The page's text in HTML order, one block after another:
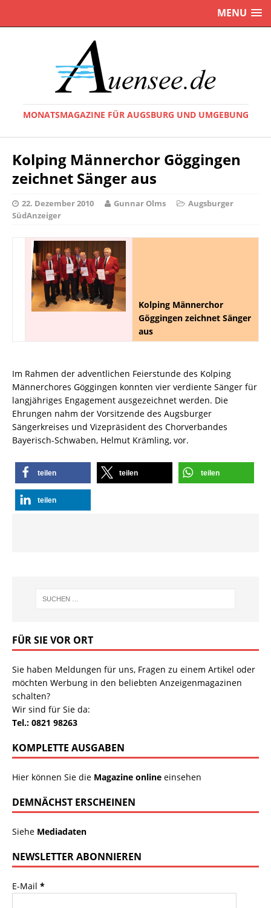
MENU
MONATSMAGAZINE FÜR AUGSBURG UND UMGEBUNG
Kolping Männerchor Göggingen
zeichnet Sänger aus
22. Dezember 2010 Gunnar Olms
Augsburger
SüdAnzeiger
Kolping Männerchor
Göggingen zeichnet Sänger
aus
Im Rahmen der adventlichen Feierstunde des Kolping
Männerchores Göggingen konnten vier verdiente Sänger für
langjähriges Engagement ausgezeichnet werden. Die
Ehrungen nahm der Vorsitzende des Augsburger
Sängerkreises und Vizepräsident des Chorverbandes
Bayerisch-Schwaben, Helmut Krämling, vor.
teilen teilen teilen
teilen
FÜR SIE VOR ORT
Sie haben Meldungen für uns, Fragen zu einem Artikel oder
möchten Werbung in den beliebten Anzeigenmagazinen
schalten?
Wir sind für Sie da:
Tel.: 0821 98263
KOMPLETTE AUSGABEN
Hier können Sie die Magazine online einsehen
DEMNÄCHST ERSCHEINEN
Siehe Mediadaten
NEWSLETTER ABONNIEREN
E-Mail *